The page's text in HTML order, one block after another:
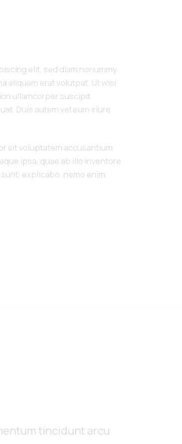
elit, sed diam nonummy
aliquam erat volutpat. Ut wisi
ullamcorper suscipit
Duis autem vel eum iriure
sit voluptatem accusantium
ipsa, quae ab illo inventore
explicabo. nemo enim
tincidunt arcu